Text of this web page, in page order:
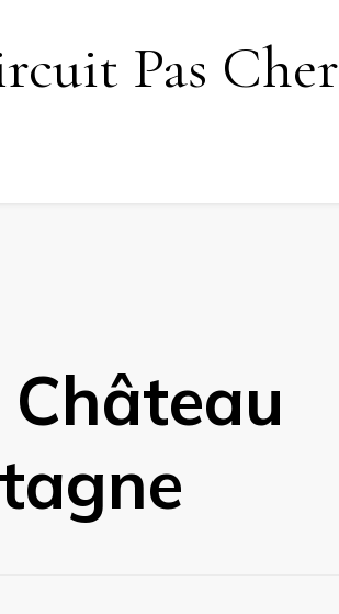
Pas Cher